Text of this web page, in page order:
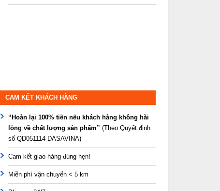
CAM KẾT KHÁCH HÀNG
“Hoàn lại 100% tiền nếu khách hàng không hài
lòng về chất lượng sản phẩm” (Theo Quyết định
số QĐ051114-DASAVINA)
Cam kết giao hàng đúng hẹn!
Miễn phí vận chuyển < 5 km